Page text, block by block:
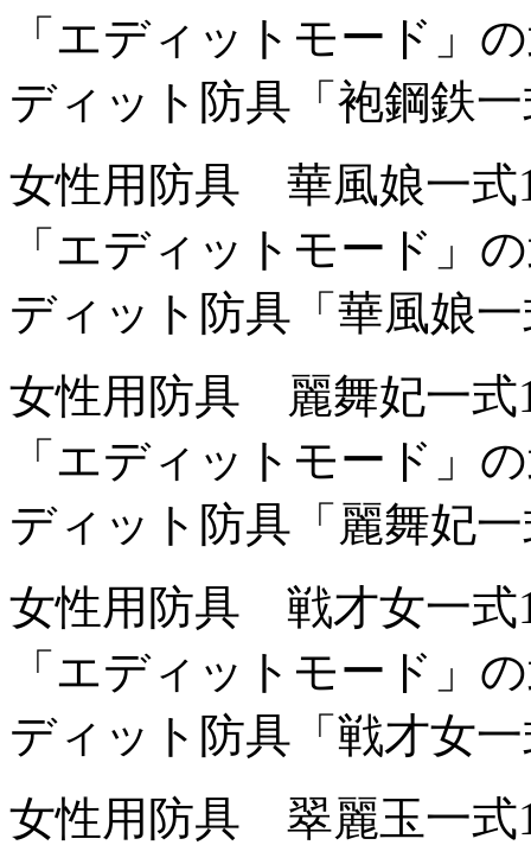
「エディットモード」
ディット防具「袍鋼鉄
女性用防具 華風娘一式
「エディットモード」
ディット防具「華風娘
女性用防具 麗舞妃一式
「エディットモード」
ディット防具「麗舞妃
女性用防具 戦才女一式
「エディットモード」
ディット防具「戦才女
女性用防具 翠麗玉一式